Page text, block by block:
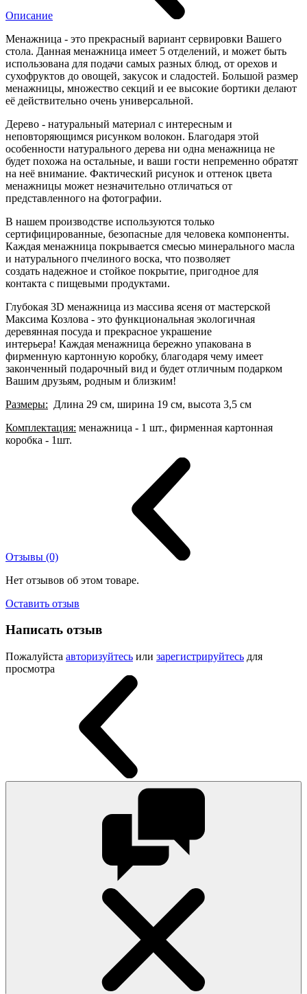
Описание
Менажница - это прекрасный вариант сервировки Вашего
стола. Данная менажница имеет 5 отделений, и может быть
использована для подачи самых разных блюд, от орехов и
сухофруктов до овощей, закусок и сладостей. Большой размер
менажницы, множество секций и ее высокие бортики делают
её действительно очень универсальной.
Дерево - натуральный материал с интересным и
неповторяющимся рисунком волокон. Благодаря этой
особенности натурального дерева ни одна менажница не
будет похожа на остальные, и ваши гости непременно обратят
на неё внимание. Фактический рисунок и оттенок цвета
менажницы может незначительно отличаться от
представленного на фотографии.
В нашем производстве используются только
сертифицированные, безопасные для человека компоненты.
Каждая менажница покрывается смесью минерального масла
и натурального пчелиного воска, что позволяет
создать надежное и стойкое покрытие, пригодное для
контакта с пищевыми продуктами.
Глубокая 3D менажница из массива ясеня от мастерской
Максима Козлова - это функциональная экологичная
деревянная посуда и прекрасное украшение
интерьера! Каждая менажница бережно упакована в
фирменную картонную коробку, благодаря чему имеет
законченный подарочный вид и будет отличным подарком
Вашим друзьям, родным и близким!
Размеры: Длина 29 см, ширина 19 см, высота 3,5 см
Комплектация: менажница - 1 шт., фирменная картонная
коробка - 1шт.
Отзывы (0)
Нет отзывов об этом товаре.
Оставить отзыв
Написать отзыв
Пожалуйста авторизуйтесь или зарегистрируйтесь для
просмотра